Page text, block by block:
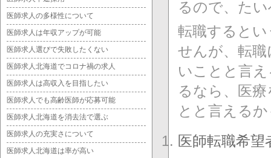
るので、た
転職すると
せんが、転
いことと言
るなら、医
とと言える
医師転職希望
医師求人の多様性について
医師求人は年収アップが可能
医師求人選びで失敗したくない
医師求人北海道でコロナ禍の求人
医師求人は高収入を目指したい
医師求人でも高齢医師が応募可能
医師求人北海道を消去法で選ぶ
医師求人の充実さについて
医師求人北海道は率が高い